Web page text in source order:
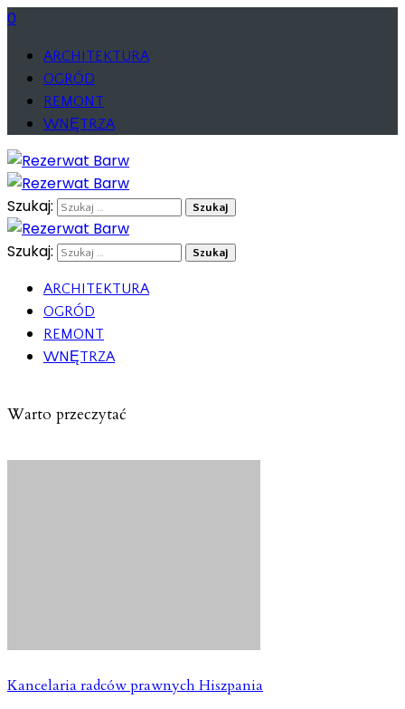
0
ARCHITEKTURA
OGRÓD
REMONT
WNĘTRZA
Szukaj:
Szukaj:
ARCHITEKTURA
OGRÓD
REMONT
WNĘTRZA
Warto przeczytać
Kancelaria radców prawnych Hiszpania